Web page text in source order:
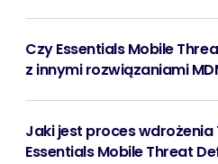
Czy Essentials Mobile
z innymi rozwiązaniami
Jaki jest proces wdrożenia
Essentials Mobile Threat